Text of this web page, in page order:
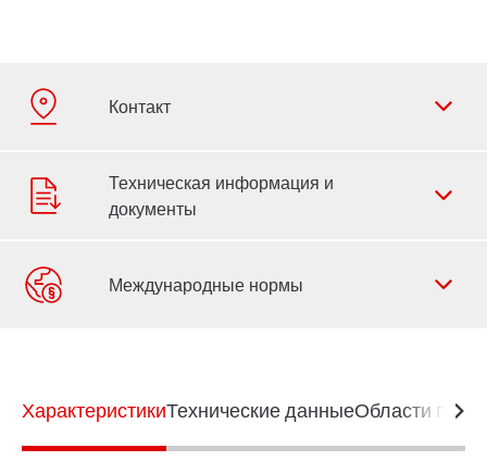
Контактная информация
ХарактеристикиТехнические данныеОбласти